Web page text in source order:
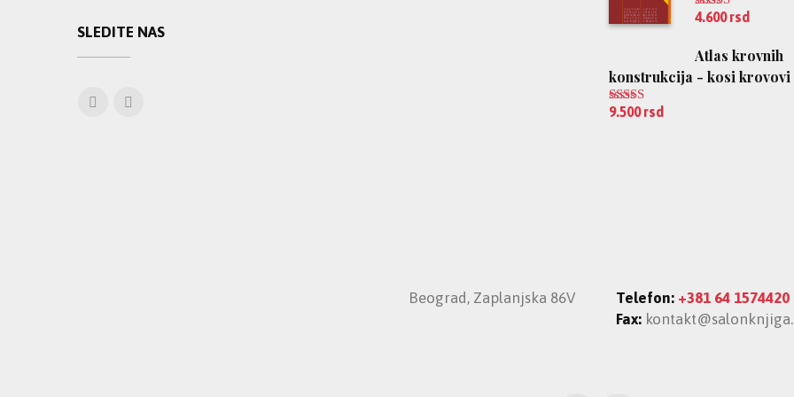
SLEDITE NAS
Ocenjeno
4.600 rsd
Atlas krovnih
konstrukcija - kosi krovovi
Ocenjeno
9.500 rsd
Telefon: +381 64 1574420
Fax:
Beograd, Zaplanjska 86V